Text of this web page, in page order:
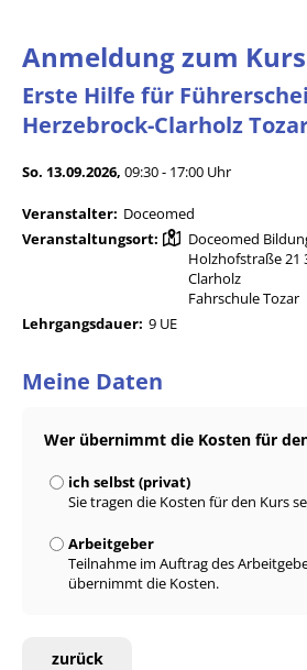
Anmeldung zum Kurs
Erste Hilfe für
Herzebrock-Clarholz
So. 13.09.2026, 09:30 - 17:00 Uhr
Veranstalter: Doceomed
Veranstaltungsort:
Doceomed
Holzhofstraße 21
Clarholz
Fahrschule Tozar
Lehrgangsdauer: 9 UE
Meine Daten
Wer übernimmt die Kosten für
ich selbst (privat)
Sie tragen die Kosten für den Kurs
Arbeitgeber
Teilnahme im Auftrag des
übernimmt die Kosten.
zurück